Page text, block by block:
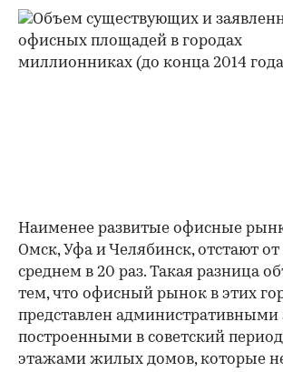
Наименее развитые офисные
Омск, Уфа и Челябинск, отстают
среднем в 20 раз. Такая разница
тем, что офисный рынок в этих
представлен административными
построенными в советский
этажами жилых домов, которые